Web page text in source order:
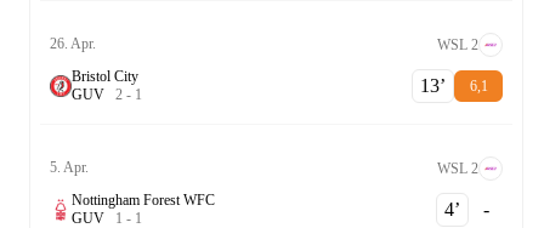
26. Apr.
WSL 2
Bristol City
GUV 2 - 1 13‎’‎ 6,1
5. Apr.
WSL 2
Nottingham Forest WFC
GUV 1 - 1 4‎’‎ -